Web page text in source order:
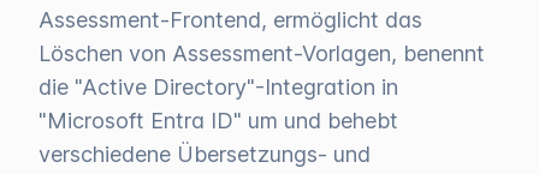
Assessment-Frontend, ermöglicht das
Löschen von Assessment-Vorlagen, benennt
die "Active Directory"-Integration in
"Microsoft Entra ID" um und behebt
verschiedene Übersetzungs- und